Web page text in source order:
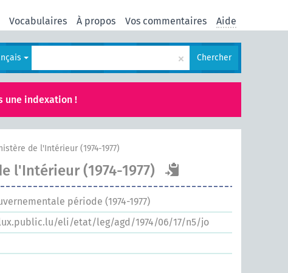
Vocabulaires À propos Vos commentaires Aide
× Chercher
une indexation !
de l'Intérieur (1974-1977)
l'Intérieur (1974-1977)
période (1974-1977)
eli/etat/leg/agd/1974/06/17/n5/jo